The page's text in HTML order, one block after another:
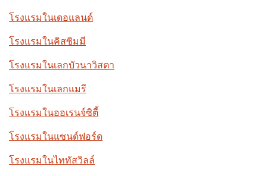
โรงแรมในเดอแลนด์
โรงแรมในคิสซิมมี
โรงแรมในเลกบัวนาวิสตา
โรงแรมในเลกแมรี
โรงแรมในออเรนจ์ซิตี้
โรงแรมในแซนด์ฟอร์ด
โรงแรมในไททัสวิลล์